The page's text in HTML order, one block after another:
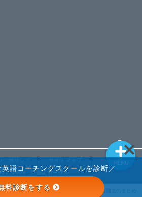
英会話ポータル
イングリッ
STRAIL 英語勉強法のまとめ
MENU
語コーチングスクールを診断／
料診断をする